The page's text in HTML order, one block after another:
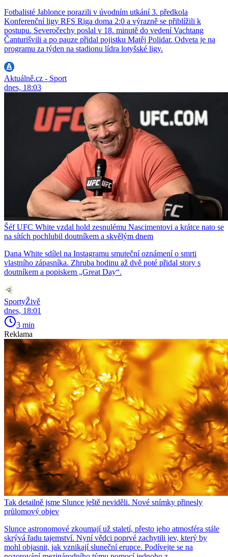
Fotbalisté Jablonce porazili v úvodním utkání 3. předkola
Konferenční ligy RFS Riga doma 2:0 a výrazně se přiblížili k
postupu. Severočechy poslal v 18. minutě do vedení Vachtang
Čanturišvili a po pauze přidal pojistku Matěj Polidar. Odveta je na
programu za týden na stadionu lídra lotyšské ligy.
Aktuálně.cz - Sport
dnes, 18:03
Šéf UFC White vzdal hold zesnulému Nascimentovi a krátce nato se
na sítích pochlubil doutníkem a skvělým dnem
Dana White sdílel na Instagramu smuteční oznámení o smrti
vlastního zápasníka. Zhruba hodinu až dvě poté přidal story s
doutníkem a popiskem „Great Day“.
SportyŽivě
dnes, 18:01
3 min
Reklama
Tak detailně jsme Slunce ještě neviděli. Nové snímky přinesly
průlomový objev
Slunce astronomové zkoumají už staletí, přesto jeho atmosféra stále
skrývá řadu tajemství. Nyní vědci poprvé zachytili jev, který by
mohl objasnit, jak vznikají sluneční erupce. Podívejte se na